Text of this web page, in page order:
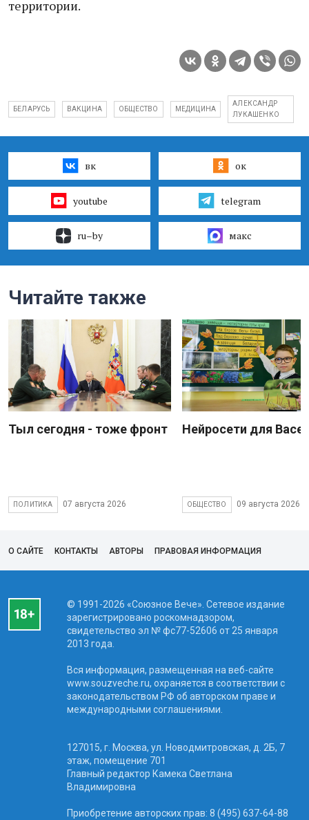
территории.
БЕЛАРУСЬ ВАКЦИНА ОБЩЕСТВО МЕДИЦИНА
АЛЕКСАНДР
ЛУКАШЕНКО
вк ок
youtube telegram
ru–by макс
Читайте также
Тыл сегодня - тоже фронт
ПОЛИТИКА 07 августа 2026
Нейросети для
ОБЩЕСТВО 09 августа 2026
О САЙТЕ КОНТАКТЫ АВТОРЫ ПРАВОВАЯ ИНФОРМАЦИЯ
© 1991-2026 «Союзное Вече». Сетевое издание
зарегистрировано роскомнадзором,
свидетельство эл № фc77-52606 от 25 января
2013 года.
Вся информация, размещенная на веб-сайте
www.souzveche.ru, охраняется в соответствии с
законодательством РФ об авторском праве и
международными соглашениями.
127015, г. Москва, ул. Новодмитровская, д. 2Б, 7
этаж, помещение 701
Главный редактор Камека Светлана
Владимировна
Приобретение авторских прав: 8 (495) 637-64-88